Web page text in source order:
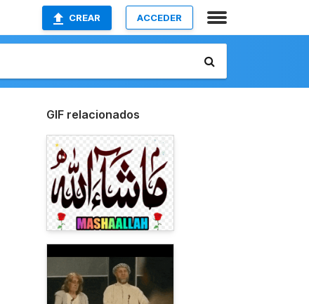
CREAR ACCEDER
GIF relacionados